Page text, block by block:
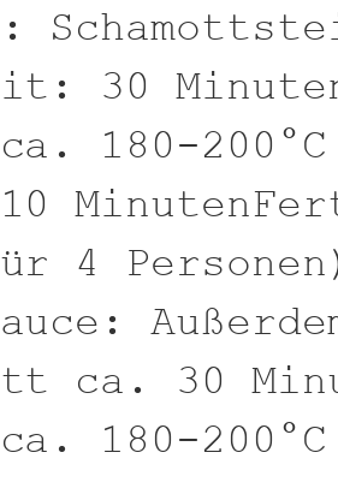
30
180-
4
ca. 30
180-